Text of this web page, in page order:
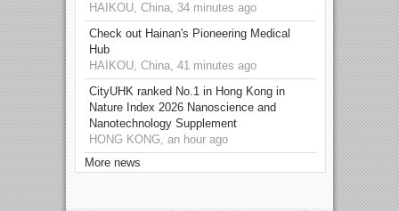
HAIKOU, China, 34 minutes ago
Check out Hainan's Pioneering Medical
Hub
HAIKOU, China, 41 minutes ago
CityUHK ranked No.1 in Hong Kong in
Nature Index 2026 Nanoscience and
Nanotechnology Supplement
HONG KONG, an hour ago
More news